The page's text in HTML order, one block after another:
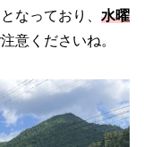
なっており、 水曜
意くださいね。